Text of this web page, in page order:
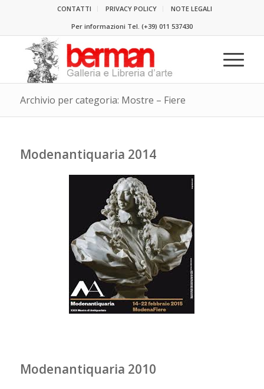
CONTATTI PRIVACY POLICY
NOTE LEGALI
Per informazioni Tel. (+39) 011 537430
Archivio per categoria: Mostre – Fiere
Modenantiquaria 2014
Modenantiquaria 2010